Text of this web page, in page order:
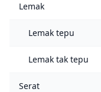
Lemak
Lemak tepu
Lemak tak tepu
Serat